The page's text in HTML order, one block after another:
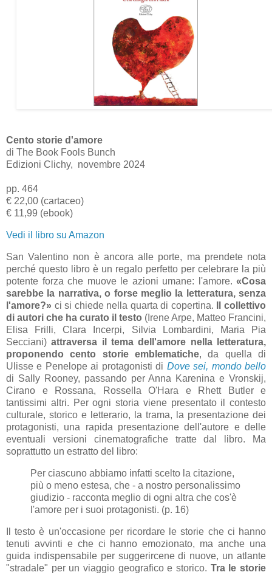
Cento storie d'amore
di The Book Fools Bunch
Edizioni Clichy, novembre 2024
pp. 464
€ 22,00 (cartaceo)
€ 11,99 (ebook)
Vedi il libro su Amazon
San Valentino non è ancora alle porte, ma prendete nota
perché questo libro è un regalo perfetto per celebrare la più
potente forza che muove le azioni umane: l'amore. «Cosa
sarebbe la narrativa, o forse meglio la letteratura, senza
l'amore?» ci si chiede nella quarta di copertina.
Il collettivo
di autori che ha curato il testo (Irene Arpe, Matteo Francini,
Elisa Frilli, Clara Incerpi, Silvia Lombardini, Maria Pia
Secciani)attraversa il tema dell'amore nella letteratura,
proponendo cento storie emblematiche, da quella di
Ulisse e Penelope ai protagonisti di Dove sei, mondo bello
di Sally Rooney, passando per Anna Karenina e Vronskij,
Cirano e Rossana, Rossella O'Hara e Rhett Butler e
tantissimi altri. Per ogni storia viene presentato il contesto
culturale, storico e letterario, la trama, la presentazione dei
protagonisti, una rapida presentazione dell'autore e delle
eventuali versioni cinematografiche tratte dal libro. Ma
soprattutto un estratto del libro:
Per ciascuno abbiamo infatti scelto la citazione,
più o meno estesa, che - a nostro personalissimo
giudizio - racconta meglio di ogni altra che cos'è
l'amore per i suoi protagonisti. (p. 16)
Il testo è un'occasione per ricordare le storie che ci hanno
tenuti avvinti e che ci hanno emozionato, ma anche una
guida indispensabile per suggerircene di nuove, un atlante
"stradale" per un viaggio geografico e storico. Tra le storie